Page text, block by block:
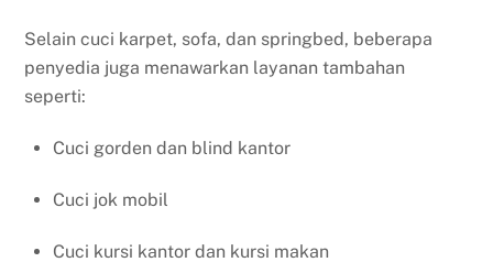
Selain cuci karpet, sofa, dan springbed, beberapa
penyedia juga menawarkan layanan tambahan
seperti:
Cuci gorden dan blind kantor
Cuci jok mobil
Cuci kursi kantor dan kursi makan